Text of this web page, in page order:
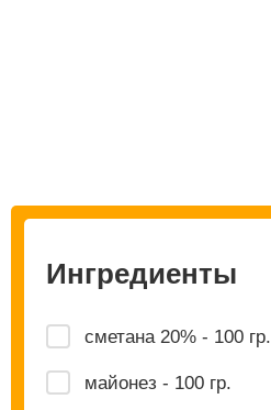
Ингредиенты
сметана 20% - 100 гр.
майонез - 100 гр.